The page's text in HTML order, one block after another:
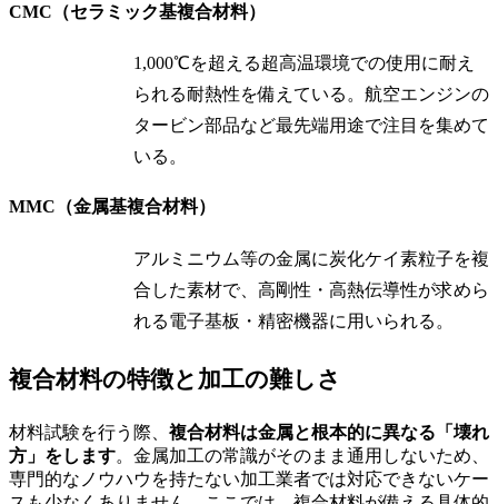
CMC（セラミック基複合材料）
1,000℃を超える超高温環境での使用に耐え
られる耐熱性を備えている。航空エンジンの
タービン部品など最先端用途で注目を集めて
いる。
MMC（金属基複合材料）
アルミニウム等の金属に炭化ケイ素粒子を複
合した素材で、高剛性・高熱伝導性が求めら
れる電子基板・精密機器に用いられる。
複合材料の特徴と加工の難しさ
材料試験を行う際、 複合材料は金属と根本的に異なる「壊れ
方」をします。金属加工の常識がそのまま通用しないため、
専門的なノウハウを持たない加工業者では対応できないケー